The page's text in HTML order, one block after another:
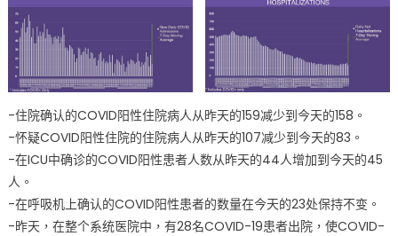
-住院确认的COVID阳性住院病人从昨天的159减少到今天的158。
-怀疑COVID阳性住院的住院病人从昨天的107减少到今天的83。
-在ICU中确诊的COVID阳性患者人数从昨天的44人增加到今天的45
人。
-在呼吸机上确认的COVID阳性患者的数量在今天的23处保持不变。
-昨天，在整个系统医院中，有28名COVID-19患者出院，使COVID-